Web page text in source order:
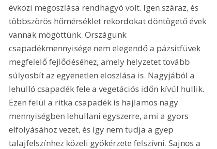
évközi megoszlása rendhagyó volt. Igen száraz, és
többszörös hőmérséklet rekordokat döntögető évek
vannak mögöttünk. Országunk
csapadékmennyisége nem elegendő a pázsitfüvek
megfelelő fejlődéséhez, amely helyzetet tovább
súlyosbít az egyenetlen eloszlása is. Nagyjából a
lehulló csapadék fele a vegetációs időn kívül hullik.
Ezen felül a ritka csapadék is hajlamos nagy
mennyiségben lehullani egyszerre, ami a gyors
elfolyásához vezet, és így nem tudja a gyep
talajfelszínhez közeli gyökérzete felszívni. Sajnos a